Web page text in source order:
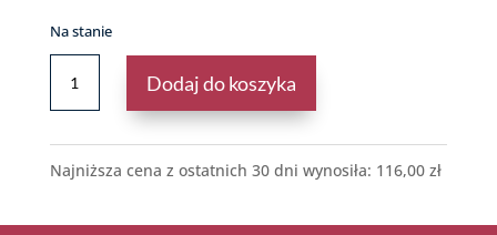
Na stanie
BIO
OLEJ
ARGANOWY
&
BIO
Dodaj do koszyka
Najniższa cena z ostatnich 30 dni wynosiła: 116,00 zł